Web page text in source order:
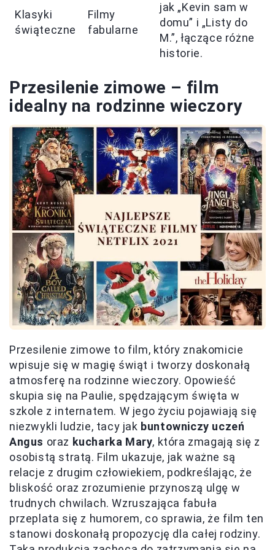
Klasyki
świąteczne
Filmy
fabularne
jak „Kevin sam w
domu” i „Listy do
M.”, łączące różne
historie.
Przesilenie zimowe – film
idealny na rodzinne wieczory
Przesilenie zimowe to film, który znakomicie
wpisuje się w magię świąt i tworzy doskonałą
atmosferę na rodzinne wieczory. Opowieść
skupia się na Paulie, spędzającym święta w
szkole z internatem. W jego życiu pojawiają się
niezwykli ludzie, tacy jak buntowniczy uczeń
Angus oraz kucharka Mary, która zmagają się z
osobistą stratą. Film ukazuje, jak ważne są
relacje z drugim człowiekiem, podkreślając, że
bliskość oraz zrozumienie przynoszą ulgę w
trudnych chwilach. Wzruszająca fabuła
przeplata się z humorem, co sprawia, że film ten
stanowi doskonałą propozycję dla całej rodziny.